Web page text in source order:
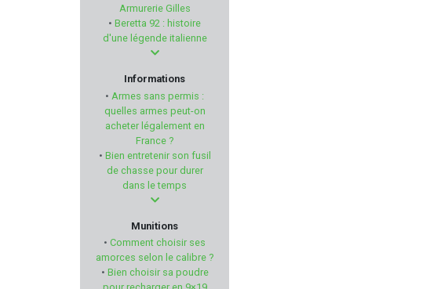
PERCUSSION
BRAVO COMPANY USA
GOMANDER
BALLISTOL
BROWNING
Armurerie Gilles
• Beretta 92 : histoire
d'une légende italienne
Informations
• Armes sans permis :
quelles armes peut-on
acheter légalement en
France ?
• Bien entretenir son fusil
de chasse pour durer
dans le temps
Munitions
• Comment choisir ses
amorces selon le calibre ?
• Bien choisir sa poudre